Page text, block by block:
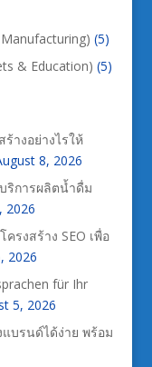
(5)
& Education) (5)
างอย่างไรให้
8, 2026
ริการผลิตน้ำดื่ม
2026
รงสร้าง SEO เพื่อ
2026
für Ihr
5, 2026
บรนด์ได้ง่าย พร้อม